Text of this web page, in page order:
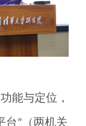
能与定位，
台” （两机关